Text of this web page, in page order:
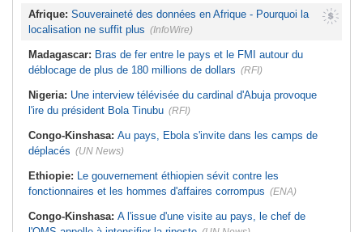
Afrique: Souveraineté des données en Afrique - Pourquoi la
localisation ne suffit plus (InfoWire)
Madagascar: Bras de fer entre le pays et le FMI autour du
déblocage de plus de 180 millions de dollars (RFI)
Nigeria: Une interview télévisée du cardinal d'Abuja provoque
l'ire du président Bola Tinubu (RFI)
Congo-Kinshasa: Au pays, Ebola s'invite dans les camps de
déplacés (UN News)
Ethiopie: Le gouvernement éthiopien sévit contre les
fonctionnaires et les hommes d'affaires corrompus (ENA)
Congo-Kinshasa: A l'issue d'une visite au pays, le chef de